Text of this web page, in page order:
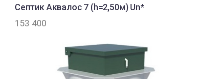
Септик Аквалос 7 (h=2,50м) Un*
153 400